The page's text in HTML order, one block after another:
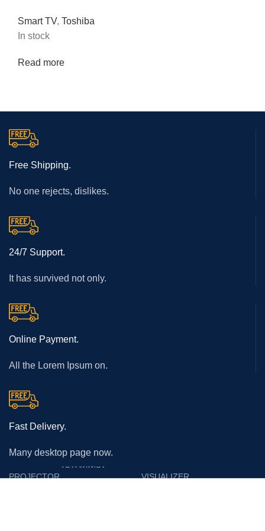
Smart TV, Toshiba
In stock
Read more
Free Shipping.
No one rejects, dislikes.
24/7 Support.
It has survived not only.
Online Payment.
All the Lorem Ipsum on.
Fast Delivery.
Many desktop page now.
PROJECTOR
โปรเจคเตอร์
VISUALIZER